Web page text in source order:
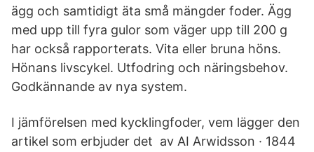
ägg och samtidigt äta små mängder foder. Ägg
med upp till fyra gulor som väger upp till 200 g
har också rapporterats. Vita eller bruna höns.
Hönans livscykel. Utfodring och näringsbehov.
Godkännande av nya system.
I jämförelsen med kycklingfoder, vem lägger den
artikel som erbjuder det av AI Arwidsson · 1844